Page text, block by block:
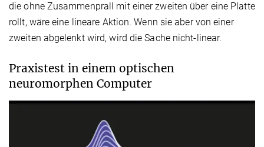
die ohne Zusammenprall mit einer zweiten über eine Platte
rollt, wäre eine lineare Aktion. Wenn sie aber von einer
zweiten abgelenkt wird, wird die Sache nicht-linear.
Praxistest in einem optischen
neuromorphen Computer